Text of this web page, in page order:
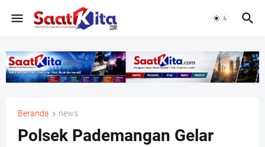
Beranda news
Polsek Pademangan Gelar